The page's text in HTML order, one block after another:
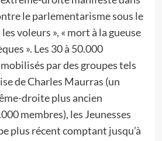
le parlementarisme sous le
voleurs », « mort à la gueuse
». Les 30 à 50.000
par des groupes tels
de Charles Maurras (un
droite plus ancien
membres), les Jeunesses
plus récent comptant jusqu’à